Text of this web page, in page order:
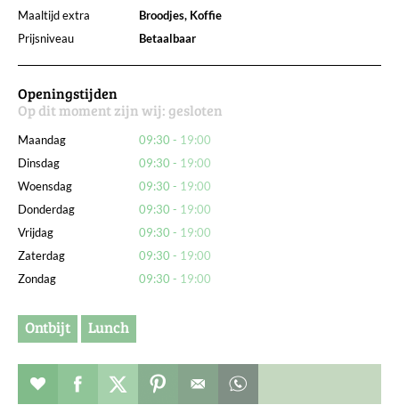
Maaltijd extra
Broodjes, Koffie
Prijsniveau
Betaalbaar
Openingstijden
Op dit moment zijn wij: gesloten
Maandag 09:30
19:00
Dinsdag
09:30
19:00
Woensdag
09:30
19:00
Donderdag
09:30
19:00
Vrijdag
09:30
19:00
Zaterdag
09:30
19:00
Zondag
09:30 19:00
Ontbijt Lunch
Restaurant toevoegen aan favorieten
Deel dit op facebook
Deel dit op twitter
Deel dit op pinterest